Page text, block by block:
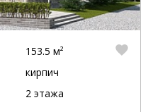
153.5 м²
кирпич
2 этажа